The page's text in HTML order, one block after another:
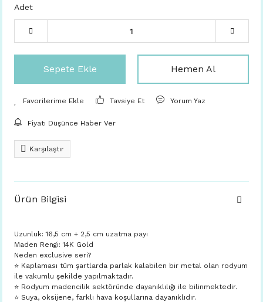
Adet
Sepete Ekle Hemen Al
Tavsiye Et Yorum Yaz
Fiyatı Düşünce Haber Ver
Karşılaştır
Ürün Bilgisi
Uzunluk: 16,5 cm + 2,5 cm uzatma payı
Maden Rengi: 14K Gold
Neden exclusive seri?
⭐️ Kaplaması tüm şartlarda parlak kalabilen bir metal olan rodyum
ile vakumlu şekilde yapılmaktadır.
⭐️ Rodyum madencilik sektöründe dayanıklılığı ile bilinmektedir.
⭐️ Suya, oksijene, farklı hava koşullarına dayanıklıdır.